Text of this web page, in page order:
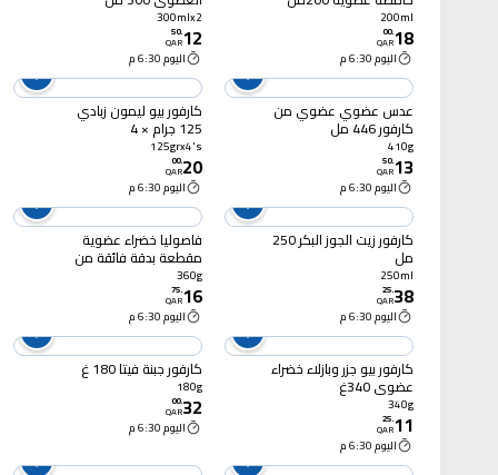
200ml
18
.
00
QAR
اليوم 6:30 م
xقطعتين300mlx2
12
.
50
QAR
اليوم 6:30 م
عدس عضوي عضوي من
كارفور 446 مل
410g
13
.
50
QAR
اليوم 6:30 م
كارفور بيو ليمون زبادي
125 جرام × 4
125grx4's
20
.
00
QAR
اليوم 6:30 م
كارفور زيت الجوز البكر 250
مل
250ml
38
.
25
QAR
اليوم 6:30 م
فاصوليا خضراء عضوية
مقطعة بدقة فائقة من
كارفور 360 غرام
360g
16
.
75
QAR
اليوم 6:30 م
كارفور بيو جزر وبازلاء خضراء
عضوي 340غ
340g
11
.
25
QAR
اليوم 6:30 م
كارفور جبنة فيتا 180 غ
180g
32
.
00
QAR
اليوم 6:30 م